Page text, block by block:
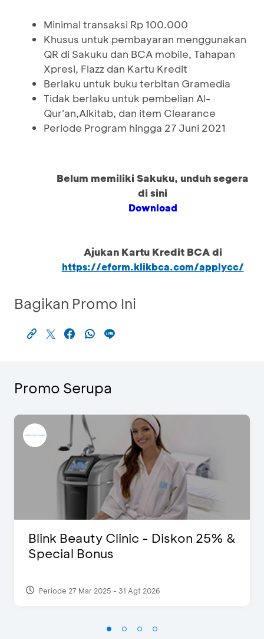
Minimal transaksi Rp 100.000
Khusus untuk pembayaran menggunakan
QR di Sakuku dan BCA mobile, Tahapan
Xpresi, Flazz dan Kartu Kredit
Berlaku untuk buku terbitan Gramedia
Tidak berlaku untuk pembelian Al-
Qur'an,Alkitab, dan item Clearance
Periode Program hingga 27 Juni 2021
Belum memiliki Sakuku, unduh segera
di sini
Download
Ajukan Kartu Kredit BCA di
https://eform.klikbca.com/applycc/
Bagikan Promo Ini
Promo Serupa
Blink Beauty Clinic - Diskon 25% &
Special Bonus
Periode 27 Mar 2025 - 31 Agt 2026